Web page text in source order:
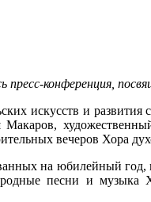
конференция,
искусств и
вечеров Хора
на юбилейный год,
песни и